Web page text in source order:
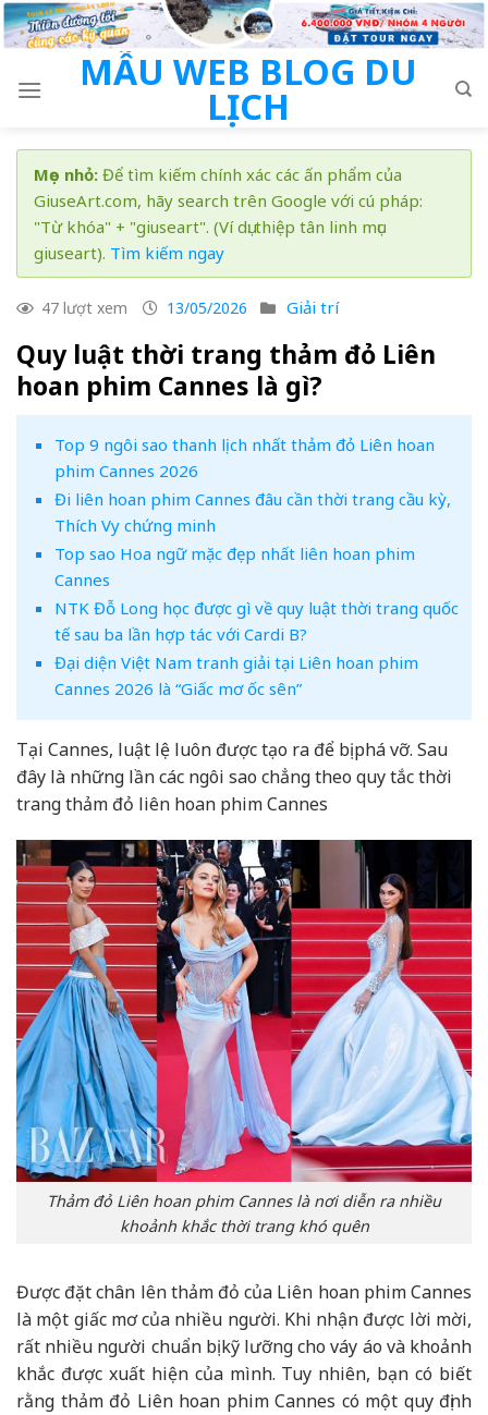
Skip
to
MẪU WEB BLOG DU
LỊCH
Mẹo nhỏ: Để tìm kiếm chính xác các ấn phẩm của
GiuseArt.com, hãy search trên Google với cú pháp:
"Từ khóa" + "giuseart". (Ví dụ: thiệp tân linh mục
giuseart). Tìm kiếm ngay
47 lượt xem 13/05/2026 Giải trí
Quy luật thời trang thảm đỏ Liên
hoan phim Cannes là gì?
Top 9 ngôi sao thanh lịch nhất thảm đỏ Liên hoan
phim Cannes 2026
Đi liên hoan phim Cannes đâu cần thời trang cầu kỳ,
Thích Vy chứng minh
Top sao Hoa ngữ mặc đẹp nhất liên hoan phim
Cannes
NTK Đỗ Long học được gì về quy luật thời trang quốc
tế sau ba lần hợp tác với Cardi B?
Đại diện Việt Nam tranh giải tại Liên hoan phim
Cannes 2026 là “Giấc mơ ốc sên”
Tại Cannes, luật lệ luôn được tạo ra để bị phá vỡ. Sau
đây là những lần các ngôi sao chẳng theo quy tắc thời
trang thảm đỏ liên hoan phim Cannes
Thảm đỏ Liên hoan phim Cannes là nơi diễn ra nhiều
khoảnh khắc thời trang khó quên
Được đặt chân lên thảm đỏ của Liên hoan phim Cannes
là một giấc mơ của nhiều người. Khi nhận được lời mời,
rất nhiều người chuẩn bị kỹ lưỡng cho váy áo và khoảnh
khắc được xuất hiện của mình. Tuy nhiên, bạn có biết
rằng thảm đỏ Liên hoan phim Cannes có một quy định